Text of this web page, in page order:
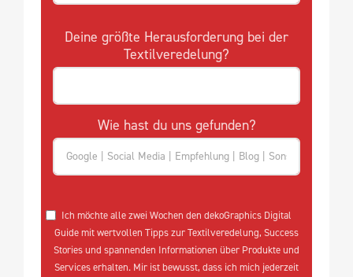
Deine größte Herausforderung bei der
Textilveredelung?
Wie hast du uns gefunden?
Ich möchte alle zwei Wochen den dekoGraphics Digital
Guide mit wertvollen Tipps zur Textilveredelung, Success
Stories und spannenden Informationen über Produkte und
Services erhalten. Mir ist bewusst, dass ich mich jederzeit